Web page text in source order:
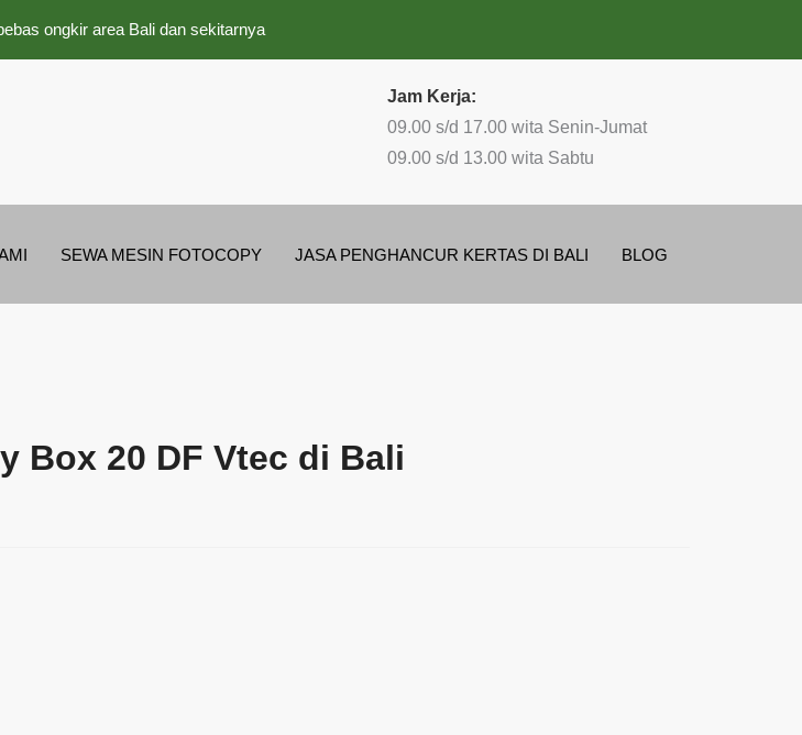
ongkir area Bali dan sekitarnya
Jam Kerja:
09.00 s/d 17.00 wita Senin-Jumat
09.00 s/d 13.00 wita Sabtu
SEWA MESIN FOTOCOPY JASA PENGHANCUR KERTAS DI BALI BLOG
Box 20 DF Vtec di Bali